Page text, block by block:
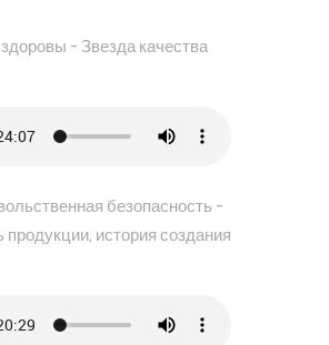
- Звезда качества
безопасность -
продукции, история создания